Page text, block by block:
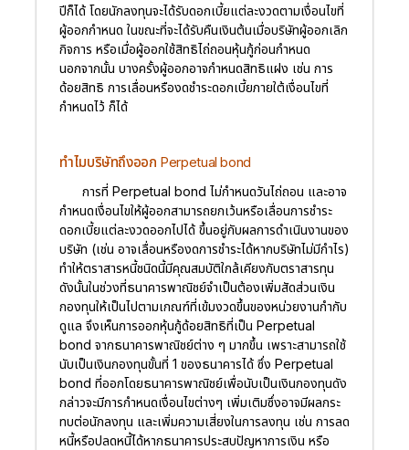
ปีก็ได้ โดยนักลงทุนจะได้รับดอกเบี้ยแต่ละงวดตามเงื่อนไขที่
ผู้ออกกำหนด ในขณะที่จะได้รับคืนเงินต้นเมื่อบริษัทผู้ออกเลิก
กิจการ หรือเมื่อผู้ออกใช้สิทธิไถ่ถอนหุ้นกู้ก่อนกำหนด
นอกจากนั้น บางครั้งผู้ออกอาจกำหนดสิทธิแฝง เช่น การ
ด้อยสิทธิ การเลื่อนหรืองดชำระดอกเบี้ยภายใต้เงื่อนไขที่
กำหนดไว้ ก็ได้
ทำไมบริษัทถึงออก Perpetual bond
การที่ Perpetual bond ไม่กำหนดวันไถ่ถอน และอาจ
กำหนดเงื่อนไขให้ผู้ออกสามารถยกเว้นหรือเลื่อนการชำระ
ดอกเบี้ยแต่ละงวดออกไปได้ ขึ้นอยู่กับผลการดำเนินงานของ
บริษัท (เช่น อาจเลื่อนหรืองดการชำระได้หากบริษัทไม่มีกำไร)
ทำให้ตราสารหนี้ชนิดนี้มีคุณสมบัติใกล้เคียงกับตราสารทุน
ดังนั้นในช่วงที่ธนาคารพาณิชย์จำเป็นต้องเพิ่มสัดส่วนเงิน
กองทุนให้เป็นไปตามเกณฑ์ที่เข้มงวดขึ้นของหน่วยงานกำกับ
ดูแล จึงเห็นการออกหุ้นกู้ด้อยสิทธิที่เป็น Perpetual
bond จากธนาคารพาณิชย์ต่าง ๆ มากขึ้น เพราะสามารถใช้
นับเป็นเงินกองทุนขั้นที่ 1 ของธนาคารได้ ซึ่ง Perpetual
bond ที่ออกโดยธนาคารพาณิชย์เพื่อนับเป็นเงินกองทุนดัง
กล่าวจะมีการกำหนดเงื่อนไขต่างๆ เพิ่มเติมซึ่งอาจมีผลกระ
ทบต่อนักลงทุน และเพิ่มความเสี่ยงในการลงทุน เช่น การลด
หนี้หรือปลดหนี้ได้หากธนาคารประสบปัญหาการเงิน หรือ